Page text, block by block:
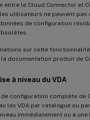
entre le Cloud Connector et
utilisateurs ne peuvent pas
de configuration
sur cette
la documentation produit de
à niveau du VDA
de configuration complète de
les VDA par catalogue ou
immédiatement ou à une